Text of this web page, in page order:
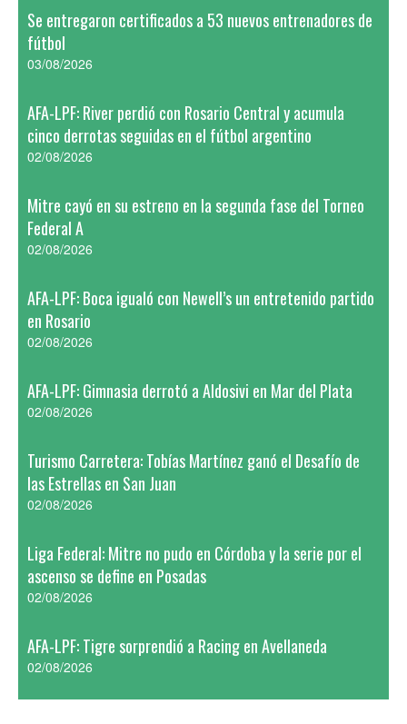
Se entregaron certificados a 53 nuevos entrenadores de
fútbol
03/08/2026
AFA-LPF: River perdió con Rosario Central y acumula
cinco derrotas seguidas en el fútbol argentino
02/08/2026
Mitre cayó en su estreno en la segunda fase del Torneo
Federal A
02/08/2026
AFA-LPF: Boca igualó con Newell’s un entretenido partido
en Rosario
02/08/2026
AFA-LPF: Gimnasia derrotó a Aldosivi en Mar del Plata
02/08/2026
Turismo Carretera: Tobías Martínez ganó el Desafío de
las Estrellas en San Juan
02/08/2026
Liga Federal: Mitre no pudo en Córdoba y la serie por el
ascenso se define en Posadas
02/08/2026
AFA-LPF: Tigre sorprendió a Racing en Avellaneda
02/08/2026